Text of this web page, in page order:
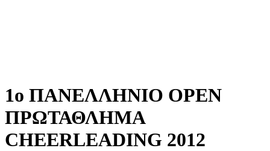
1ο ΠΑΝΕΛΛΗΝΙΟ ΟPEN
ΠΡΩΤΑΘΛΗΜΑ
CHEERLEADING 2012